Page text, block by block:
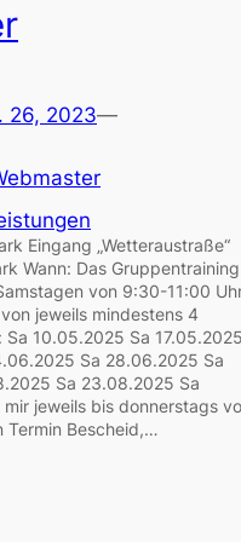
26, 2023—
Eingang „Wetteraustraße“
Wann: Das Gruppentraining
von 9:30-11:00
jeweils mindestens 4
Sa 10.05.2025 Sa 17.05.2025
Sa 28.06.2025 Sa
Sa 23.08.2025 Sa
jeweils bis donnerstags
Termin Bescheid,…